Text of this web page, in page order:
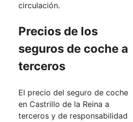
circulación.
Precios de los
seguros de coche a
terceros
El precio del seguro de coche
en Castrillo de la Reina a
terceros y de responsabilidad